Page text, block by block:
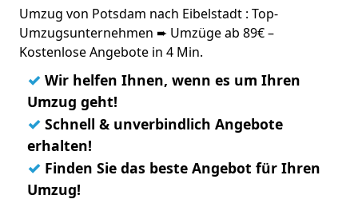
Umzug von Potsdam nach Eibelstadt : Top-
Umzugsunternehmen ➨ Umzüge ab 89€ –
Kostenlose Angebote in 4 Min.
✓ Wir helfen Ihnen, wenn es um Ihren
Umzug geht!
✓ Schnell & unverbindlich Angebote
erhalten!
✓ Finden Sie das beste Angebot für Ihren
Umzug!